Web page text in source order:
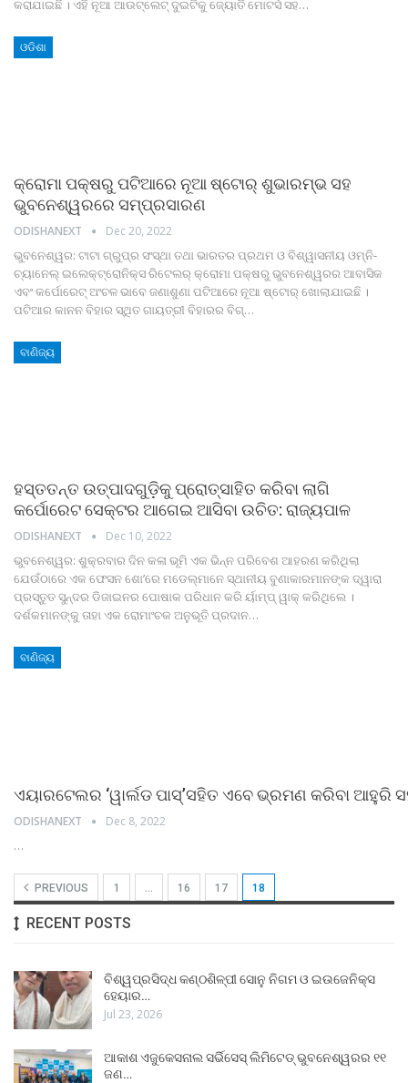
କରାଯାଇଛି । ଏହି ନୂଆ ଆଉଟ୍‌ଲେଟ୍ ଦୁଇଟିକୁ ଜ୍ୟୋତି ମୋଟର୍ସ ସହ…
ଓଡିଶା
କ୍ରୋମା ପକ୍ଷରୁ ପଟିଆରେ ନୂଆ ଷ୍ଟୋର୍ ଶୁଭାରମ୍ଭ ସହ
ଭୁବନେଶ୍ୱରରେ ସମ୍ପ୍ରସାରଣ
ODISHANEXT Dec 20, 2022
ଭୁବନେଶ୍ୱର: ଟାଟା ଗ୍ରୁପ୍‌ର ସଂସ୍ଥା ତଥା ଭାରତର ପ୍ରଥମ ଓ ବିଶ୍ୱାସନୀୟ ଓମ୍‌ନି-
ଚ୍ୟାନେଲ୍ ଇଲେକ୍ଟ୍ରୋନିକ୍ସ ରିଟେଲର୍ କ୍ରୋମା ପକ୍ଷରୁ ଭୁବନେଶ୍ୱରର ଆବାସିକ
ଏବଂ କର୍ପୋରେଟ୍ ଅଂଚଳ ଭାବେ ଜଣାଶୁଣା ପଟିଆରେ ନୂଆ ଷ୍ଟୋର୍ ଖୋଲାଯାଇଛି ।
ପଟିଆର କାନନ ବିହାର ସ୍ଥିତ ଗାୟତ୍ରୀ ବିହାରର ବିଗ୍…
ବାଣିଜ୍ୟ
ହସ୍ତତନ୍ତ ଉତ୍ପାଦଗୁଡ଼ିକୁ ପ୍ରୋତ୍ସାହିତ କରିବା ଲାଗି
କର୍ପୋରେଟ ସେକ୍ଟର ଆଗେଇ ଆସିବା ଉଚିତ: ରାଜ୍ୟପାଳ
ODISHANEXT Dec 10, 2022
ଭୁବନେଶ୍ୱର: ଶୁକ୍ରବାର ଦିନ କଳା ଭୂମି ଏକ ଭିନ୍ନ ପରିବେଶ ଆହରଣ କରିଥିଲା
ଯେଉଁଠାରେ ଏକ ଫେସନ ଶୋ’ରେ ମଡେଲ୍ମାନେ ସ୍ଥାନୀୟ ବୁଣାକାରମାନଙ୍କ ଦ୍ୱାରା
ପ୍ରସ୍ତୁତ ସୁନ୍ଦର ଡିଜାଇନର ପୋଷାକ ପରିଧାନ କରି ର୍ୟାମ୍ପ୍ ୱାକ୍ କରିଥିଲେ ।
ଦର୍ଶକମାନଙ୍କୁ ତାହା ଏକ ରୋମାଂଚକ ଅନୁଭୂତି ପ୍ରଦାନ…
ବାଣିଜ୍ୟ
ଏୟାରଟେଲର ‘ୱାର୍ଲଡ ପାସ୍‌’ସହିତ ଏବେ ଭ୍ରମଣ କରିବା ଆହୁରି
ODISHANEXT Dec 8, 2022
…
PREVIOUS 1 16 17 18
RECENT POSTS
ବିଶ୍ୱପ୍ରସିଦ୍ଧ କଣ୍ଠଶିଳ୍ପୀ ସୋନୁ ନିଗମ ଓ ଇଉଜେନିକ୍ସ
ହେୟାର…
Jul 23, 2026
ଆକାଶ ଏଜୁକେସନାଲ ସର୍ଭିସେସ୍ ଲିମିଟେଡ୍ ଭୁବନେଶ୍ୱରର ୧୧
ଜଣ…